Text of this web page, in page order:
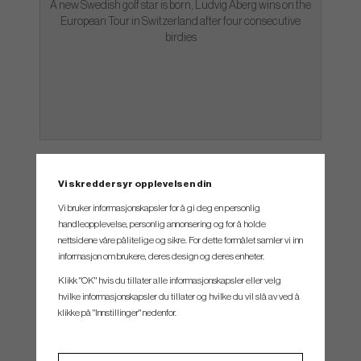
A new Swedish golf star is born, Ludvig Åberg wins on the
European Tour in Switzerland after four consecutive
birdies
Guides
Vi skreddersyr opplevelsen din
Vi bruker informasjonskapsler for å gi deg en personlig
handleopplevelse, personlig annonsering og for å holde
nettsidene våre pålitelige og sikre. For dette formålet samler vi inn
informasjon om brukere, deres design og deres enheter.
Klikk "OK" hvis du tillater alle informasjonskapsler eller velg
hvilke informasjonskapsler du tillater og hvilke du vil slå av ved å
klikke på "Innstillinger" nedenfor.